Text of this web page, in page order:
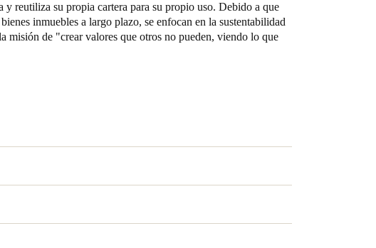
y reutiliza su propia cartera para su propio uso. Debido a que
inmuebles a largo plazo, se enfocan en la sustentabilidad
misión de "crear valores que otros no pueden, viendo lo que